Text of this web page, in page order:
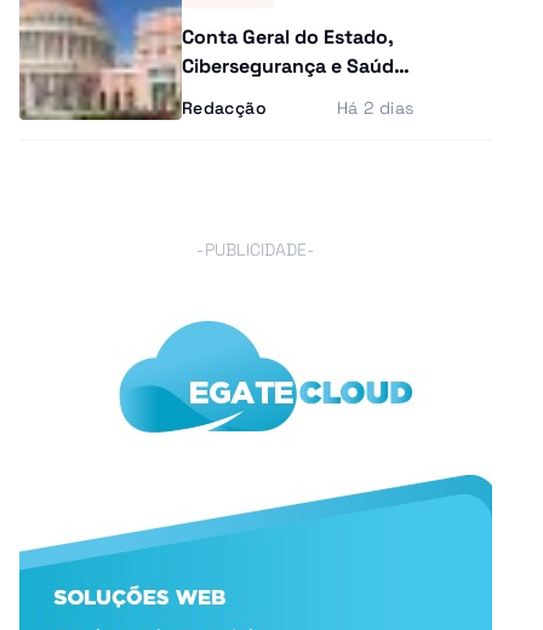
Conta Geral do Estado,
Cibersegurança e Saúde
na agenda das últimas
plenárias
Redacção Há 2 dias
-PUBLICIDADE-